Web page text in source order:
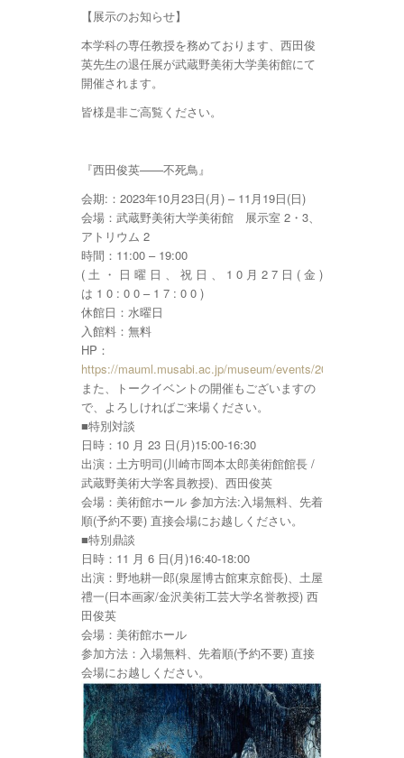
【展示のお知らせ】
本学科の専任教授を務めております、西田俊
英先生の退任展が武蔵野美術大学美術館にて
開催されます。
皆様是非ご高覧ください。
『西田俊英——不死鳥』
会期:：2023年10月23日(月) – 11月19日(日)
会場：武蔵野美術大学美術館 展示室 2・3、
アトリウム 2
時間：11:00 – 19:00
( 土 ・ 日 曜 日 、 祝 日 、 1 0 月 2 7 日 ( 金 )
は 1 0 : 0 0 – 1 7 : 0 0 )
休館日：水曜日
入館料：無料
HP：
https://mauml.musabi.ac.jp/museum/events/20679/
また、トークイベントの開催もございますの
で、よろしければご来場ください。
■特別対談
日時：10 月 23 日(月)15:00-16:30
出演：土方明司(川崎市岡本太郎美術館館長 /
武蔵野美術大学客員教授)、西田俊英
会場：美術館ホール 参加方法:入場無料、先着
順(予約不要) 直接会場にお越しください。
■特別鼎談
日時：11 月 6 日(月)16:40-18:00
出演：野地耕一郎(泉屋博古館東京館長)、土屋
禮一(日本画家/金沢美術工芸大学名誉教授) 西
田俊英
会場：美術館ホール
参加方法：入場無料、先着順(予約不要) 直接
会場にお越しください。